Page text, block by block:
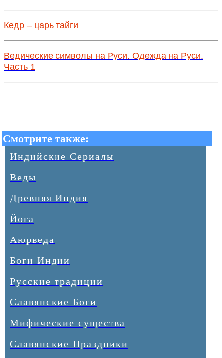
Кедр – царь тайги
Ведические символы на Руси. Одежда на Руси.
Часть 1
Смотрите также:
Индийские Сериалы
Веды
Древняя Индия
Йога
Аюрведа
Боги Индии
Русские традиции
Славянские Боги
Мифические существа
Славянские Праздники